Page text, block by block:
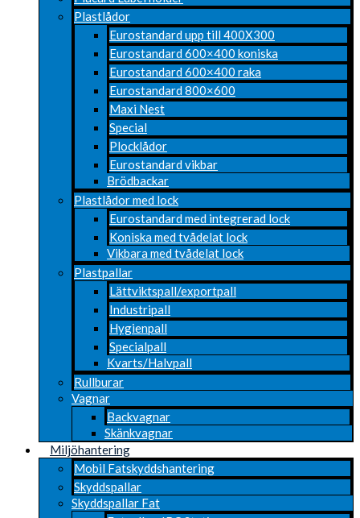
Plastlådor
Eurostandard upp till 400X300
Eurostandard 600×400 koniska
Eurostandard 600×400 raka
Eurostandard 800×600
Maxi Nest
Special
Plocklådor
Eurostandard vikbar
Brödbackar
Plastlådor med lock
Eurostandard med integrerad lock
Koniska med tvådelat lock
Vikbara med tvådelat lock
Plastpallar
Lättviktspall/exportpall
Industripall
Hygienpall
Specialpall
Kvarts/Halvpall
Rullburar
Vagnar
Backvagnar
Skänkvagnar
Miljöhantering
Mobil Fatskyddshantering
Skyddspallar
Skyddspallar Fat